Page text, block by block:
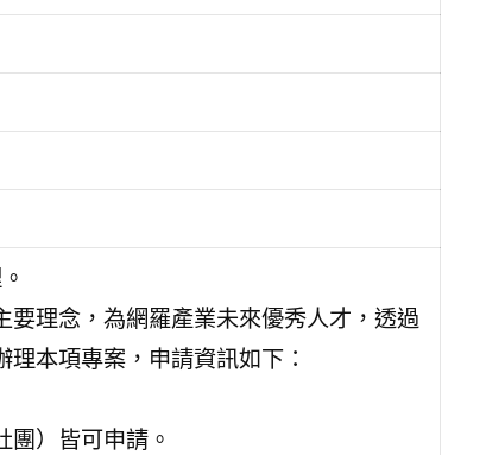
理念，為網羅產業未來優秀人才，透過
本項專案，申請資訊如下：
團）皆可申請。